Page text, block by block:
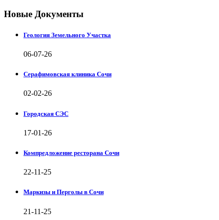
Новые Документы
Геология Земельного Участка
06-07-26
Серафимовская клиника Сочи
02-02-26
Городская СЭС
17-01-26
Компредложение ресторана Сочи
22-11-25
Маркизы и Перголы в Сочи
21-11-25